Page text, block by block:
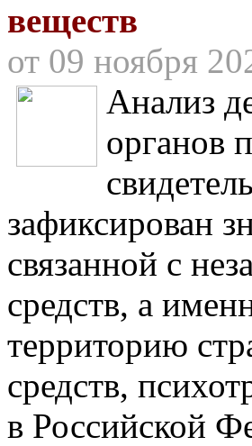
веществ
от 09 ноября
Анализ
органов
зафиксирован
связанной с
средств, а
территорию
средств,
в Российской